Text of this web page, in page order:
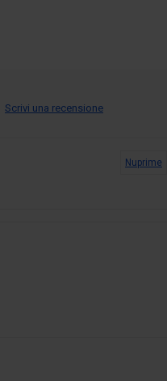
Scrivi una recensione
Nuprime